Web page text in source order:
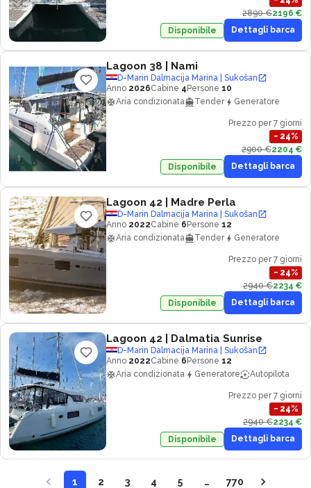
2890 €2196 €
Disponibile
Dettagli barca
Lagoon 38 | Nami
D-Marin Dalmacija Marina | Sukošan
Anno 2026Cabine 4 Persone 10
Aria condizionata
Tender Generatore
Prezzo per 7 giorni
− 24%
2900 €2204 €
Disponibile
Dettagli barca
Lagoon 42 | Madre Perla
D-Marin Dalmacija Marina | Sukošan
Anno 2022Cabine 6 Persone 12
Aria condizionata
Tender Generatore
Prezzo per 7 giorni
− 24%
2940 €2234 €
Disponibile
Dettagli barca
Lagoon 42 | Dalmatia Sunrise
D-Marin Dalmacija Marina | Sukošan
Anno 2022Cabine 6 Persone 12
Aria condizionata
Generatore Autopilota
Prezzo per 7 giorni
− 24%
2940 €2234 €
Disponibile
Dettagli barca
1 2 3 4 5 … 770